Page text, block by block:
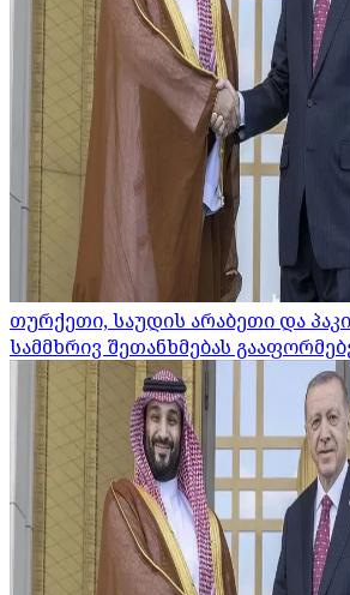
თურქეთი, საუდის არაბეთი და
სამმხრივ შეთანხმებას